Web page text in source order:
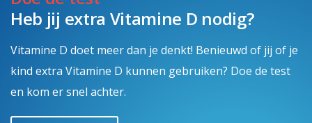
Heb jij extra Vitamine D nodig?
Vitamine D doet meer dan je denkt! Benieuwd of jij of je
kind extra Vitamine D kunnen gebruiken? Doe de test
en kom er snel achter.